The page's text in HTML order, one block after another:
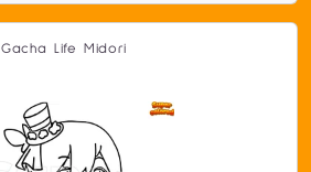
Gacha Life Midori